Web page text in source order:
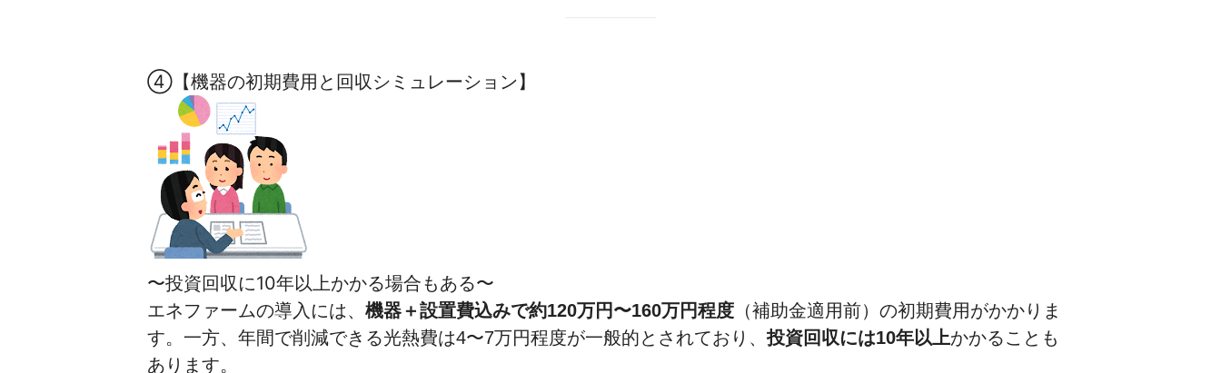
④【機器の初期費用と回収シミュレーション】
〜投資回収に10年以上かかる場合もある〜
エネファームの導入には、 機器＋設置費込みで約120万円〜160万円程度 （補助金適用前）の初期費用がかかりま
す。一方、年間で削減できる光熱費は4〜7万円程度が一般的とされており、 投資回収には10年以上かかることも
あります。